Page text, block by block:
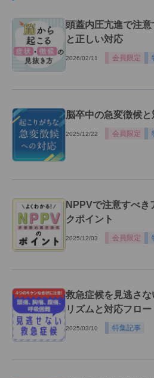
頭蓋内圧亢進で注
と正しい対応
2026/02/11 会員限定
脳卒中の急変徴候
2025/12/22 会員限定
NPPVで注意すべき
クポイント
2025/12/03 会員限定
救急症候を見逃さ
リズムと対応フロー
2025/03/10 特集記事